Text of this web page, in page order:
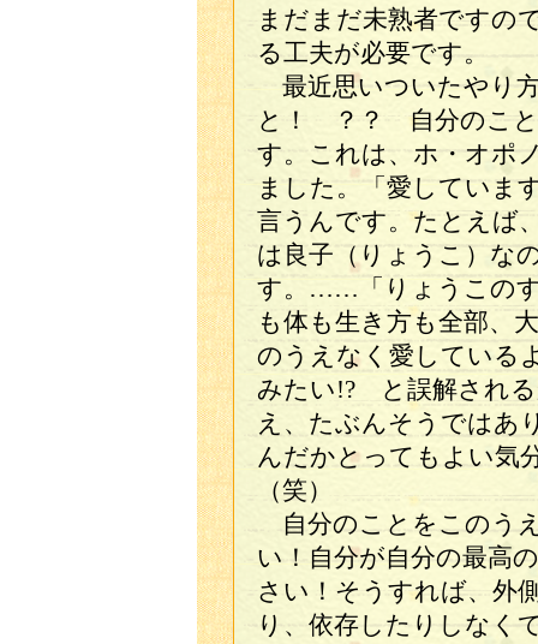
まだまだ未熟者ですの
る工夫が必要です。
最近思いついたやり
と！ ？？ 自分のこと
す。これは、ホ・オポ
ました。「愛していま
言うんです。たとえば
は良子（りょうこ）な
す。……「りょうこの
も体も生き方も全部、
のうえなく愛してい
みたい!? と誤解され
え、たぶんそうではあ
んだかとってもよい気
（笑）
自分のことをこのう
い！自分が自分の最高
さい！そうすれば、外
り、依存したりしなく